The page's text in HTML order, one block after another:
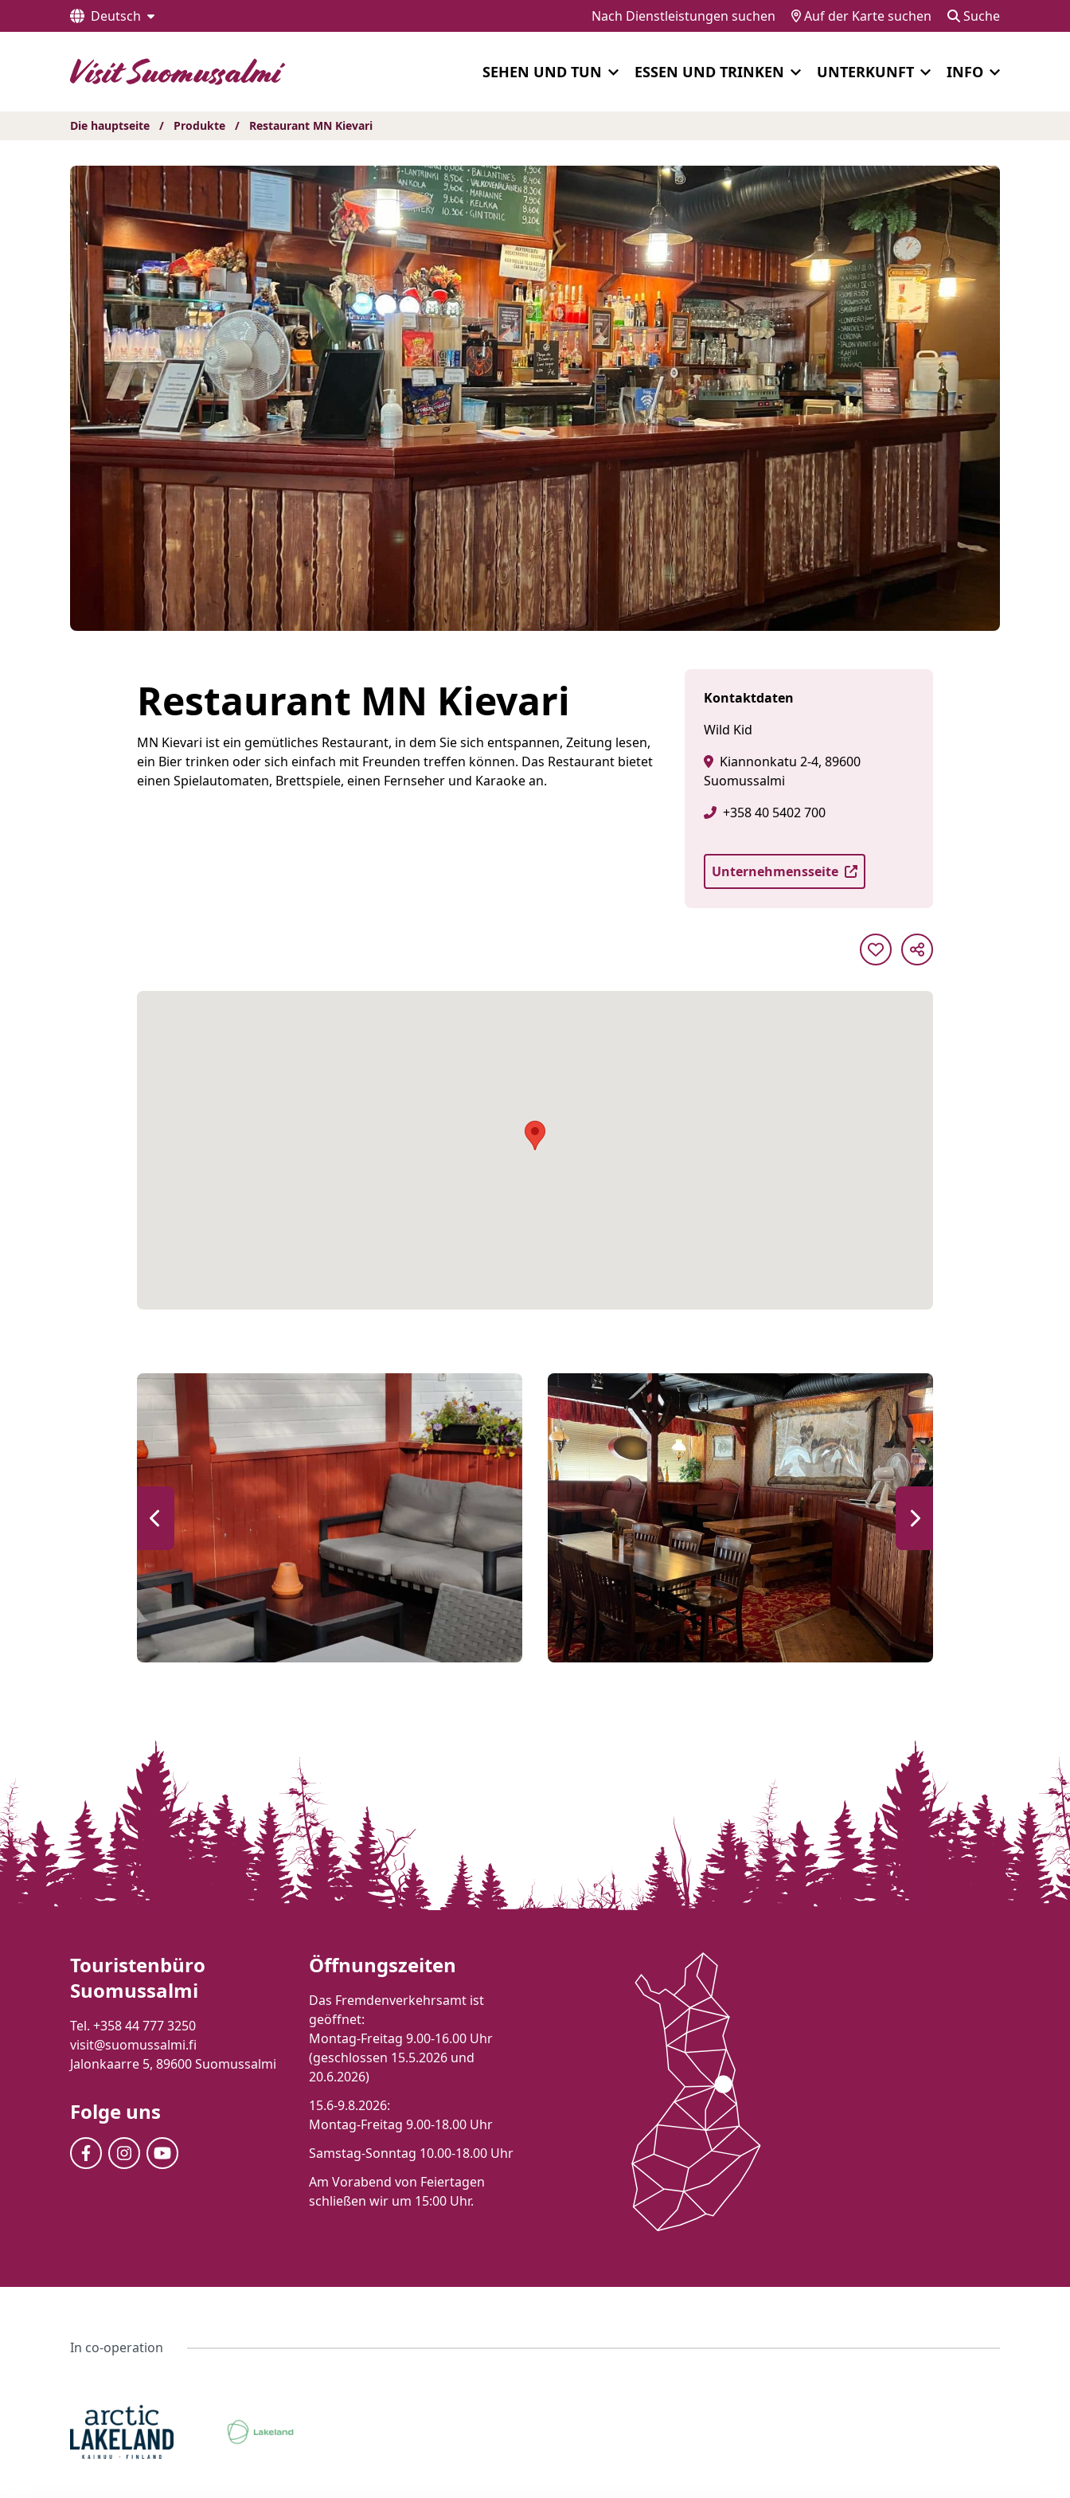
sisältöön
Deutsch Nach Dienstleistungen suchen Auf der Karte suchen Suche
SEHEN UND TUN ESSEN UND TRINKEN UNTERKUNFT INFO
Die hauptseite / Produkte / Restaurant MN Kievari
Restaurant MN Kievari
MN Kievari ist ein gemütliches Restaurant, in dem Sie sich entspannen, Zeitung lesen,
ein Bier trinken oder sich einfach mit Freunden treffen können. Das Restaurant bietet
einen Spielautomaten, Brettspiele, einen Fernseher und Karaoke an.
Kontaktdaten
Wild Kid
Kiannonkatu 2-4, 89600
Suomussalmi
+358 40 5402 700
Unternehmensseite
Touristenbüro
Suomussalmi
Tel. +358 44 777 3250
visit@suomussalmi.fi
Jalonkaarre 5, 89600 Suomussalmi
Folge uns
Öffnungszeiten
Das Fremdenverkehrsamt ist
geöffnet:
Montag-Freitag 9.00-16.00 Uhr
(geschlossen 15.5.2026 und
20.6.2026)
15.6-9.8.2026:
Montag-Freitag 9.00-18.00 Uhr
Samstag-Sonntag 10.00-18.00 Uhr
Am Vorabend von Feiertagen
schließen wir um 15:00 Uhr.
In co-operation